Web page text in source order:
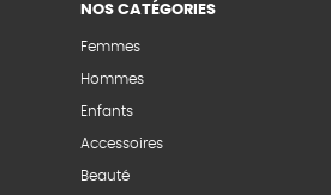
NOS CATÉGORIES
Femmes
Hommes
Enfants
Accessoires
Beauté